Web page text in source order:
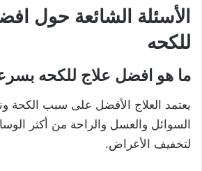
الأسئلة الشائعة حول
للكحه
ما هو افضل علاج للكحه
يعتمد العلاج الأفضل على سبب الكحة
السوائل والعسل والراحة من أكثر
لتخفيف الأعراض.